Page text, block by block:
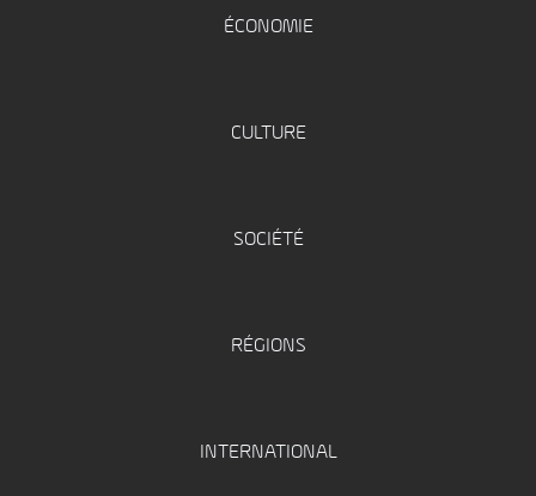
ÉCONOMIE
CULTURE
SOCIÉTÉ
RÉGIONS
INTERNATIONAL